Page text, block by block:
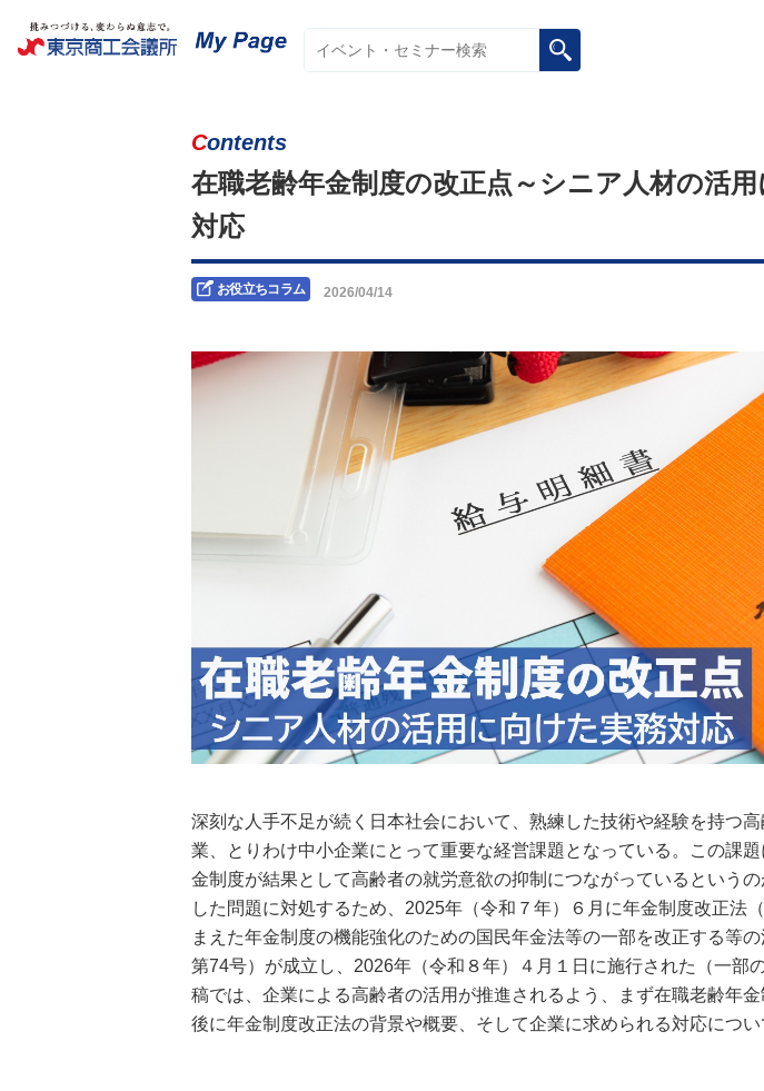
Contents
在職老齢年金制度の改正点～シニア人材の活
対応
お役立ちコラム 2026/04/14
深刻な人手不足が続く日本社会において、熟練した技術や経験を持つ
業、とりわけ中小企業にとって重要な経営課題となっている。この課
金制度が結果として高齢者の就労意欲の抑制につながっているというの
した問題に対処するため、2025年（令和７年）６月に年金制度改正法
まえた年金制度の機能強化のための国民年金法等の一部を改正する等
第74号）が成立し、2026年（令和８年）４月１日に施行された（一部
稿では、企業による高齢者の活用が推進されるよう、まず在職老齢年
後に年金制度改正法の背景や概要、そして企業に求められる対応につい